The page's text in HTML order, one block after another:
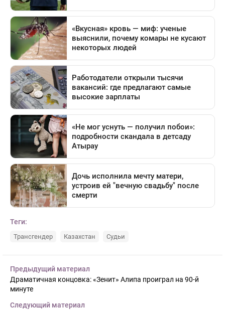
Теги:
Трансгендер Казахстан Судьи
Предыдущий материал
Драматичная концовка: «Зенит» Алипа проиграл на 90-й
минуте
Следующий материал